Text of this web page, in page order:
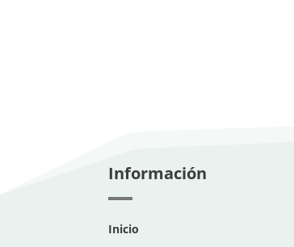
Información
Inicio